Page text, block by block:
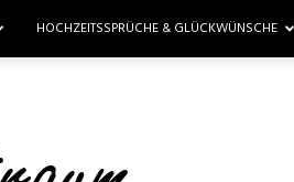
HOCHZEITSSPRÜCHE & GLÜCKWÜNSCHE